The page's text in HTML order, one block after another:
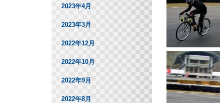
2023年4月
2023年3月
2022年12月
2022年10月
2022年9月
2022年8月